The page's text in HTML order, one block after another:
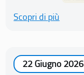
Scopri di più
22 Giugno 2026